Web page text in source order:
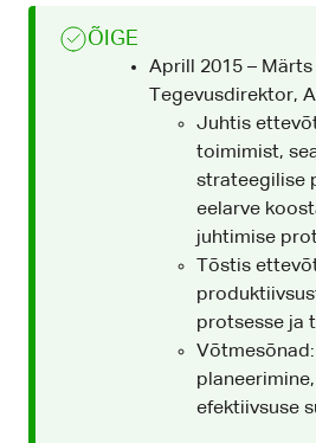
ÕIGE
Aprill 2015 – Märts
Tegevusdirektor,
Juhtis
toimimist,
strateegilise
eelarve
juhtimise
Tõstis
protsesse ja
efektiivsuse